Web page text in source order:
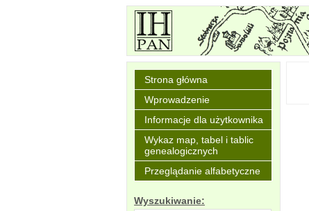
Strona główna
Wprowadzenie
Informacje dla użytkownika
Wykaz map, tabel i tablic
genealogicznych
Przeglądanie alfabetyczne
Wyszukiwanie: